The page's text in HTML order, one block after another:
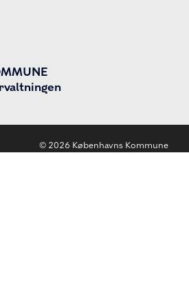
© 2026 Københavns Kommune